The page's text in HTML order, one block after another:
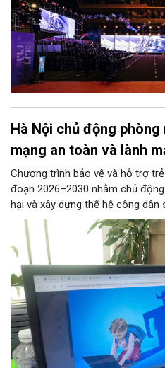
Hà Nội chủ động
mạng an toàn và lành
Chương trình bảo vệ và hỗ trợ
đoạn 2026–2030 nhằm chủ
hại và xây dựng thế hệ công dân
phố đề ra các chỉ tiêu lớn như
tại các trường học, ngăn chặn
truyền Internet và hỗ trợ 100%
nhiệm vụ trọng tâm được giao
đồng bộ, từ hoàn thiện pháp lý,
IPv6 đến truyền thông và hỗ trợ
đó, chương trình siết chặt trách
nghệ, viễn thông và đơn vị cung
gỡ bỏ nội dung độc hại và bảo